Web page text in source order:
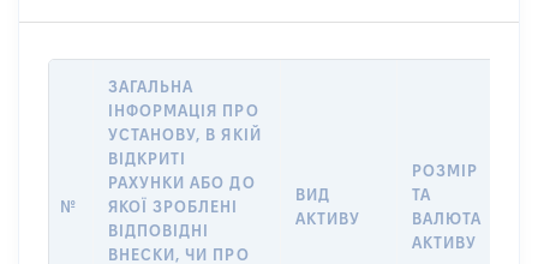
№
ЗАГАЛЬНА
ІНФОРМАЦІЯ ПРО
УСТАНОВУ, В ЯКІЙ
ВІДКРИТІ
РАХУНКИ АБО ДО
ЯКОЇ ЗРОБЛЕНІ
ВІДПОВІДНІ
ВНЕСКИ, ЧИ ПРО
ВИД
АКТИВУ
РОЗМІР
ТА
ВАЛЮТА
АКТИВУ